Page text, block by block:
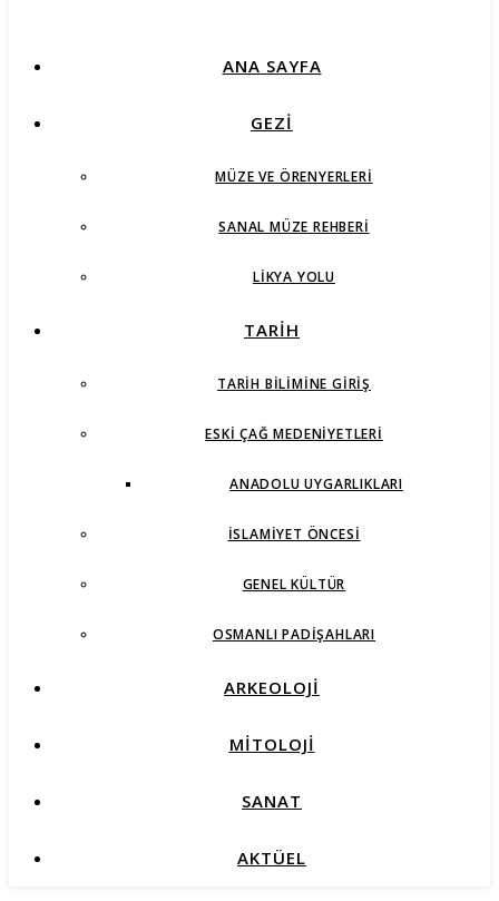
ANA SAYFA
GEZİ
MÜZE VE ÖRENYERLERI
SANAL MÜZE REHBERI
LIKYA YOLU
TARİH
TARIH BILIMINE GIRIŞ
ESKI ÇAĞ MEDENIYETLERI
ANADOLU UYGARLIKLARI
İSLAMIYET ÖNCESI
GENEL KÜLTÜR
OSMANLI PADIŞAHLARI
ARKEOLOJİ
MİTOLOJİ
SANAT
AKTÜEL